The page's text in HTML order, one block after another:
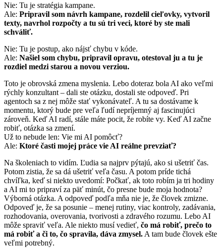
Nie: Tu je stratégia kampane.
Ale: Pripravil som návrh kampane, rozdelil cieľovky, vytvoril
texty, navrhol rozpočty a tu sú tri veci, ktoré by ste mali
schváliť.
Nie: Tu je postup, ako nájsť chybu v kóde.
Ale: Našiel som chybu, pripravil opravu, otestoval ju a tu je
rozdiel medzi starou a novou verziou.
Toto je obrovská zmena myslenia. Lebo doteraz bola AI ako veľmi
rýchly konzultant – dali ste otázku, dostali ste odpoveď. Pri
agentoch sa z nej môže stať vykonávateľ. A tu sa dostávame k
momentu, ktorý bude pre veľa ľudí nepríjemný aj fascinujúci
zároveň. Keď AI radí, stále máte pocit, že robíte vy. Keď AI začne
robiť, otázka sa zmení.
Už to nebude len: Vie mi AI pomôcť?
Ale: Ktoré časti mojej práce vie AI reálne prevziať?
Na školeniach to vidím. Ľudia sa najprv pýtajú, ako si ušetriť čas.
Potom zistia, že sa dá ušetriť veľa času. A potom príde tichá
chvíľka, keď si niekto uvedomí: Počkať, ak toto robím ja tri hodiny
a AI mi to pripraví za päť minút, čo presne bude moja hodnota?
Výborná otázka. A odpoveď podľa mňa nie je, že človek zmizne.
Odpoveď je, že sa posunie – menej rutiny, viac kontroly, zadávania,
rozhodovania, overovania, tvorivosti a zdravého rozumu. Lebo AI
môže spraviť veľa. Ale niekto musí vedieť, čo má robiť, prečo to
má robiť a či to, čo spravila, dáva zmysel. A tam bude človek ešte
veľmi potrebný.